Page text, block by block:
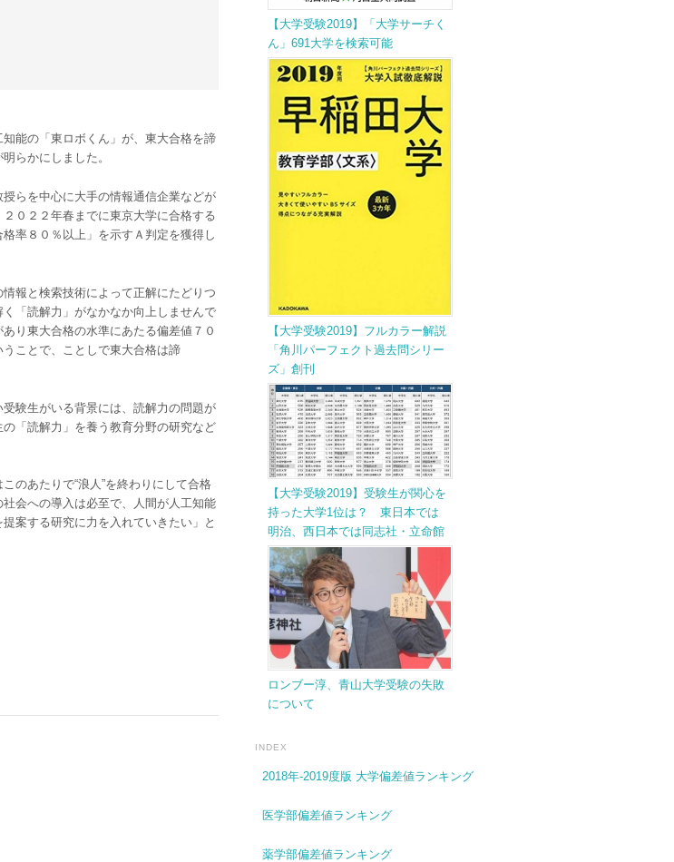
能の「東ロボくん」が、東大合格を諦
らかにしました。
らを中心に大手の情報通信企業などが
０２２年春までに東京大学に合格する
率８０％以上」を示すＡ判定を獲得し
報と検索技術によって正解にたどりつ
「読解力」がなかなか向上しませんで
り東大合格の水準にあたる偏差値７０
ことで、ことしで東大合格は諦
験生がいる背景には、読解力の問題が
「読解力」を養う教育分野の研究など
のあたりで“浪人”を終わりにして合格
会への導入は必至で、人間が人工知能
案する研究に力を入れていきたい」と
【大学受験2019】「大学サーチく
ん」691大学を検索可能
【大学受験2019】フルカラー解説
「角川パーフェクト過去問シリー
ズ」創刊
【大学受験2019】受験生が関心を
持った大学1位は？ 東日本では
明治、西日本では同志社・立命館
ロンブー淳、青山大学受験の失敗
について
INDEX
2018年-2019度版 大学偏差値ランキング
医学部偏差値ランキング
薬学部偏差値ランキング